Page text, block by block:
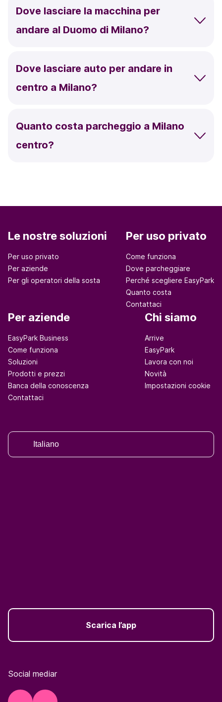
Dove lasciare la macchina per
andare al Duomo di Milano?
Dove lasciare auto per andare in
centro a Milano?
Quanto costa parcheggio a Milano
centro?
Le nostre soluzioni
Per uso privato
Per aziende
Per gli operatori della sosta
Per uso privato
Come funziona
Dove parcheggiare
Perché scegliere EasyPark
Quanto costa
Contattaci
Per aziende
EasyPark Business
Come funziona
Soluzioni
Prodotti e prezzi
Banca della conoscenza
Contattaci
Chi siamo
Arrive
EasyPark
Lavora con noi
Novità
Impostazioni cookie
Italiano
Scarica l’app
Social mediar